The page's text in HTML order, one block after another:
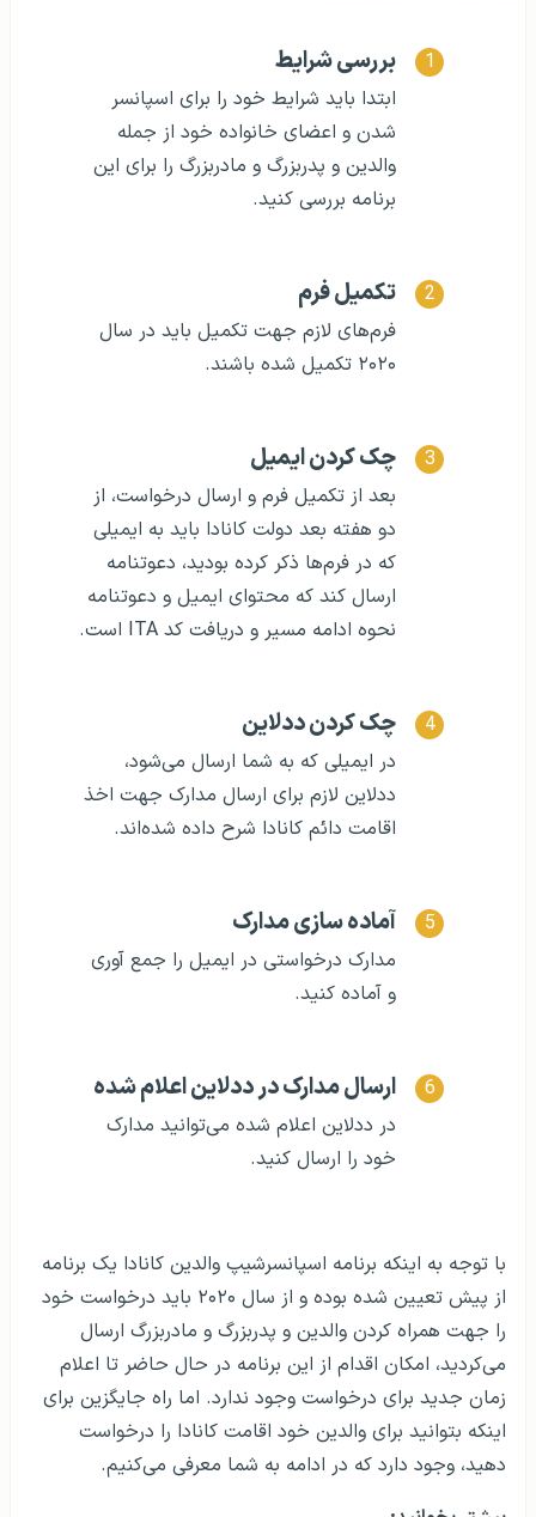
بررسی شرایط
ابتدا باید شرایط خود را برای اسپانسر
شدن و اعضای خانواده خود از جمله
والدین و پدربزرگ و مادربزرگ را برای این
برنامه بررسی کنید.
تکمیل فرم
فرم‌های لازم جهت تکمیل باید در سال
۲۰۲۰ تکمیل شده باشند.
چک کردن ایمیل
بعد از تکمیل فرم و ارسال درخواست، از
دو هفته بعد دولت کانادا باید به ایمیلی
که در فرم‌ها ذکر کرده بودید، دعوتنامه
ارسال کند که محتوای ایمیل و دعوتنامه
نحوه ادامه مسیر و دریافت کد ITA است.
چک کردن ددلاین
در ایمیلی که به شما ارسال می‌شود،
ددلاین لازم برای ارسال مدارک جهت اخذ
اقامت دائم کانادا شرح داده شده‌اند.
آماده سازی مدارک
مدارک درخواستی در ایمیل را جمع آوری
و آماده کنید.
ارسال مدارک در ددلاین اعلام شده
در ددلاین اعلام شده می‌توانید مدارک
خود را ارسال کنید.
با توجه به اینکه برنامه اسپانسرشیپ والدین کانادا یک برنامه
از پیش تعیین شده بوده و از سال ۲۰۲۰ باید درخواست خود
را جهت همراه کردن والدین و پدربزرگ و مادربزرگ ارسال
می‌کردید، امکان اقدام از این برنامه در حال حاضر تا اعلام
زمان جدید برای درخواست وجود ندارد. اما راه جایگزین برای
اینکه بتوانید برای والدین خود اقامت کانادا را درخواست
دهید، وجود دارد که در ادامه به شما معرفی می‌کنیم.